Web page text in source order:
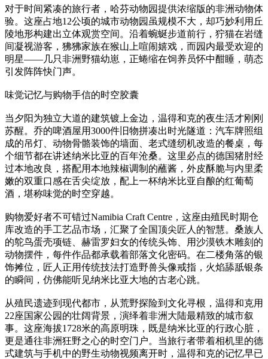
对于时间紧凑的旅行者，哈芬动物园提供浓缩版的非洲动物体
验。这座占地12公顷的城市动物园虽规模不大，却巧妙利用丘
陵地形构建出立体观赏空间。沿着蜿蜒步道前行，狞猫在岩缝
间凝视游客，狒狒家族在猴山上喧闹嬉戏，而园内最受欢迎的
明星——几只非洲野猫幼崽，正蜷缩在饲养员怀中酣睡，萌态
引发阵阵快门声。
味觉记忆与购物手信的时空胶囊
当夕阳为独立大道的建筑镀上金边，温得和克的夜生活才刚刚
苏醒。乔的啤酒屋用3000件旧物拼凑出时光隧道：汽车牌照组
成的吊灯、动物骨骼装饰的墙面、老式缝纫机改造的餐桌，每
个细节都在讲述纳米比亚的百年沧桑。这里必点的德国猪肘经
过本地改良，搭配用本地辣椒调制的蘸酱，外皮酥脆与内里柔
嫩的双重口感在舌尖绽放，配上一杯纳米比亚自酿的红葡萄
酒，堪称味觉的时空穿越。
购物爱好者不可错过Namibia Craft Centre，这座由殖民时期仓
库改造的手工艺品市场，汇聚了全国顶尖匠人的智慧。桑族人
的鸵鸟蛋壳项链、赫雷罗妇女的传统头饰、用沙漠铁木雕刻的
动物摆件，每件作品都承载着部落文化密码。在二楼角落的银
饰摊位，匠人正用传统技法打造野兽头像戒指，火焰舔舐银条
的瞬间，仿佛能听见纳米比亚大地的古老心跳。
从殖民遗迹到现代都市，从荒野探险到文化寻根，温得和克用
22座国家公园的壮阔背景，演绎着非洲大陆最精致的城市叙
事。这座海拔1728米的高原明珠，既是纳米比亚的行政心脏，
更是通往非洲狂野之心的时空门户。当旅行者带着相机里的德
式建筑与手机中的野生动物视频离开时，温得和克的记忆早已